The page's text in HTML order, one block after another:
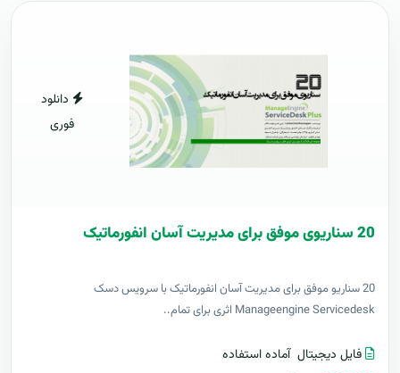
دانلود
فوری
20 سناریوی موفق برای مدیریت آسان انفورماتیک
20 سناریو موفق برای مدیریت آسان انفورماتیک با سرویس دسک
Manageengine Servicedesk اثری برای تمام..
فایل دیجیتال آماده استفاده